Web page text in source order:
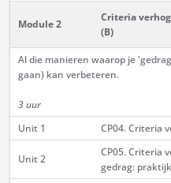
Module 2
Criteria
(B)
Al die manieren waarop je
gaan) kan verbeteren.
3 uur
Unit 1
CP04. Criteria
Unit 2
CP05. Criteria
gedrag: praktijk